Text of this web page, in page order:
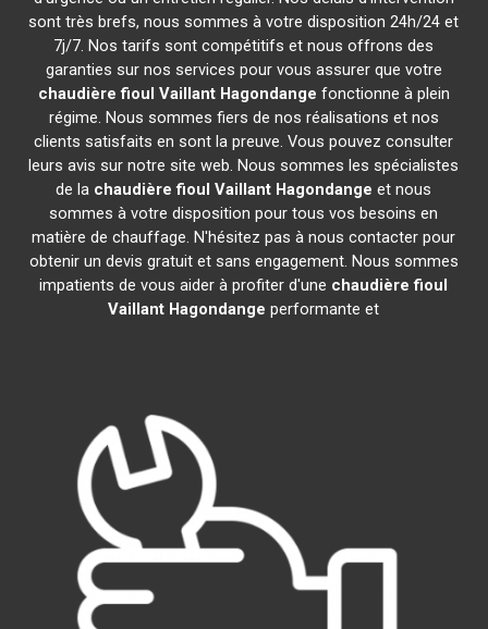
sont très brefs, nous sommes à votre disposition 24h/24 et
7j/7. Nos tarifs sont compétitifs et nous offrons des
garanties sur nos services pour vous assurer que votre
chaudière fioul Vaillant Hagondange fonctionne à plein
régime. Nous sommes fiers de nos réalisations et nos
clients satisfaits en sont la preuve. Vous pouvez consulter
leurs avis sur notre site web. Nous sommes les spécialistes
de la chaudière fioul Vaillant Hagondange et nous
sommes à votre disposition pour tous vos besoins en
matière de chauffage. N'hésitez pas à nous contacter pour
obtenir un devis gratuit et sans engagement. Nous sommes
impatients de vous aider à profiter d'une chaudière fioul
Vaillant Hagondange performante et